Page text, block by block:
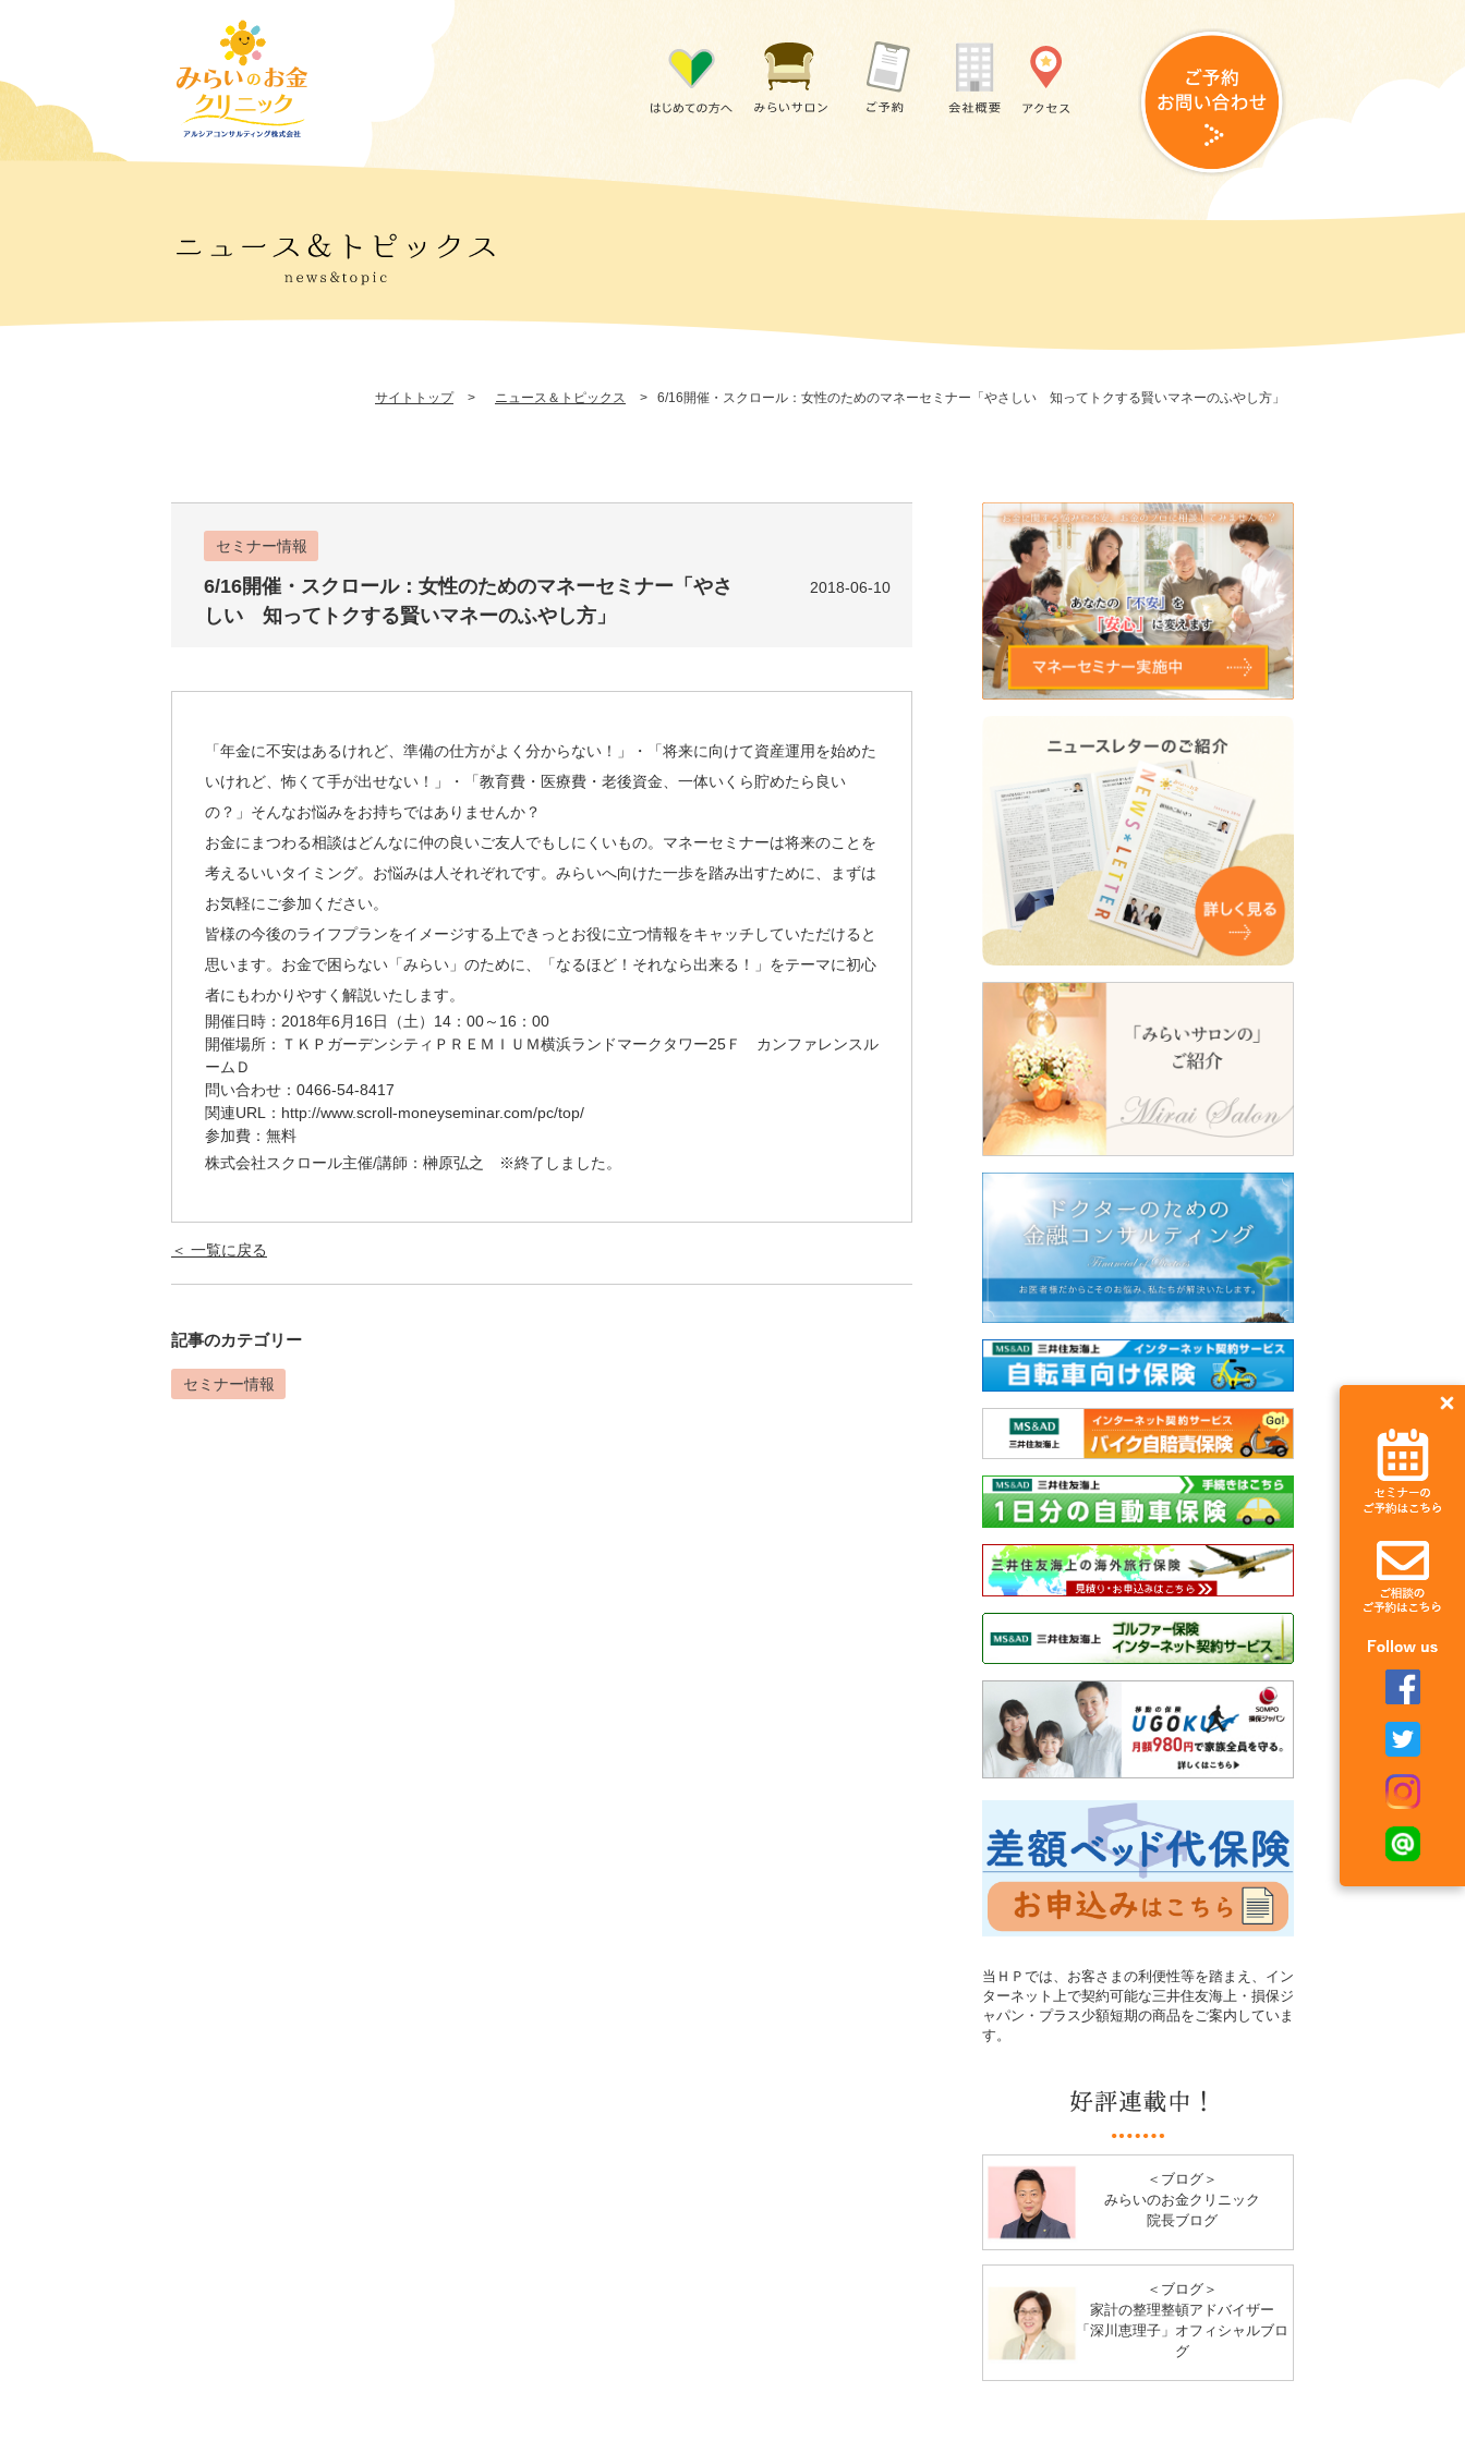
サイトトップ > ニュース＆トピックス > 6/16開催・スクロール：女性のためのマネーセミナー「やさしい 知ってトクする賢いマネーのふやし方」
セミナー情報
6/16開催・スクロール：女性のためのマネーセミナー「やさ
しい 知ってトクする賢いマネーのふやし方」
2018-06-10
「年金に不安はあるけれど、準備の仕方がよく分からない！」・「将来に向けて資産運用を始めた
いけれど、怖くて手が出せない！」・「教育費・医療費・老後資金、一体いくら貯めたら良い
の？」そんなお悩みをお持ちではありませんか？
お金にまつわる相談はどんなに仲の良いご友人でもしにくいもの。マネーセミナーは将来のことを
考えるいいタイミング。お悩みは人それぞれです。みらいへ向けた一歩を踏み出すために、まずは
お気軽にご参加ください。
皆様の今後のライフプランをイメージする上できっとお役に立つ情報をキャッチしていただけると
思います。お金で困らない「みらい」のために、「なるほど！それなら出来る！」をテーマに初心
者にもわかりやすく解説いたします。
開催日時：2018年6月16日（土）14：00～16：00
開催場所：ＴＫＰガーデンシティＰＲＥＭＩＵＭ横浜ランドマークタワー25Ｆ カンファレンスル
ームＤ
問い合わせ：0466-54-8417
関連URL： http://www.scroll-moneyseminar.com/pc/top/
参加費：無料
株式会社スクロール主催/講師：榊原弘之 ※終了しました。
＜ 一覧に戻る
記事のカテゴリー
セミナー情報
当ＨＰでは、お客さまの利便性等を踏まえ、イン
ターネット上で契約可能な三井住友海上・損保ジ
ャパン・プラス少額短期の商品をご案内していま
す。
＜ブログ＞
みらいのお金クリニック
院長ブログ
＜ブログ＞
家計の整理整頓アドバイザー
「深川恵理子」オフィシャルブロ
グ